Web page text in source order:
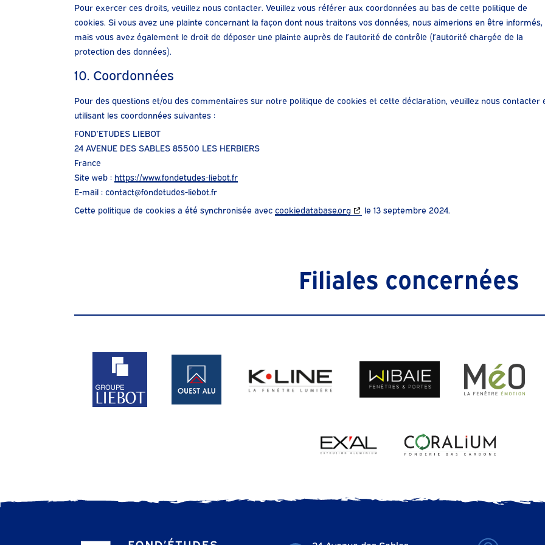
Pour exercer ces droits, veuillez nous contacter. Veuillez vous référer aux coordonnées au bas de cette politique de
cookies. Si vous avez une plainte concernant la façon dont nous traitons vos données, nous aimerions en être informés,
mais vous avez également le droit de déposer une plainte auprès de l’autorité de contrôle (l’autorité chargée de la
protection des données).
10. Coordonnées
Pour des questions et/ou des commentaires sur notre politique de cookies et cette déclaration, veuillez nous contacter
utilisant les coordonnées suivantes :
FOND’ETUDES LIEBOT
24 AVENUE DES SABLES 85500 LES HERBIERS
France
Site web : https://www.fondetudes-liebot.fr
E-mail : contact@fondetudes-liebot.fr
Cette politique de cookies a été synchronisée avec cookiedatabase.org le 13 septembre 2024.
Filiales concernées